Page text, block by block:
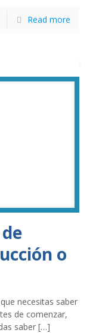
Read more
o
necesitas saber
de comenzar,
saber […]